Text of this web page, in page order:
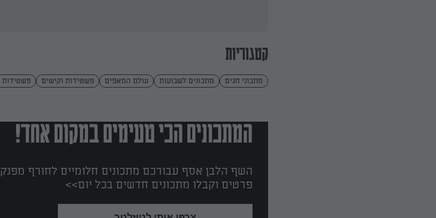
קטגוריות
מתכוני חגים מתכונים לשבועות עולם המאפים פשטידות וקישים פשטידות
המתכונים הכי טעימים במקום אחד!
השף הלבן אסף עבורכם מתכונים חלומיים לחורף
פרטים וקבלו מתכונים חדשים בכל יום>>